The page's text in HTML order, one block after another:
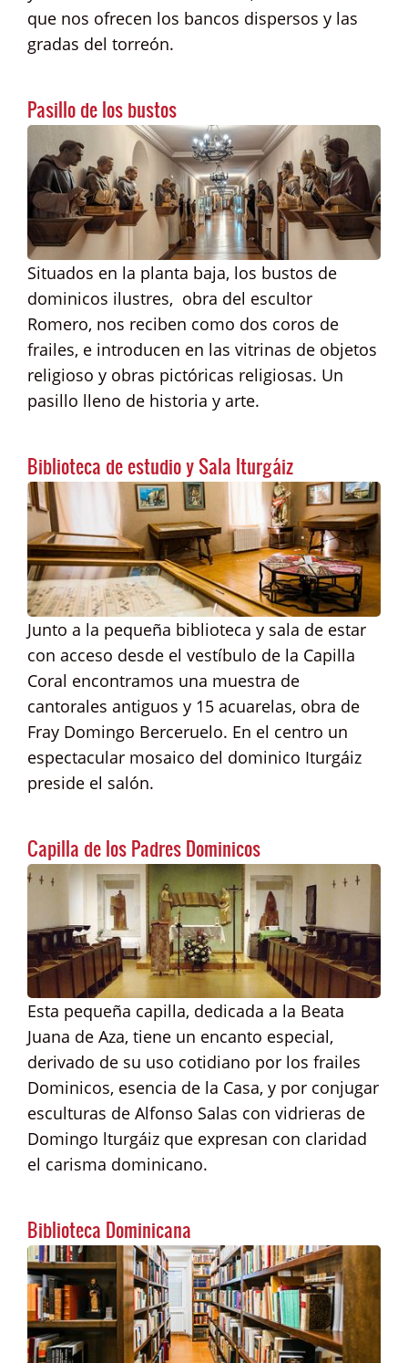
que nos ofrecen los bancos dispersos y las
gradas del torreón.
Pasillo de los bustos
Situados en la planta baja, los bustos de
dominicos ilustres, obra del escultor
Romero, nos reciben como dos coros de
frailes, e introducen en las vitrinas de objetos
religioso y obras pictóricas religiosas. Un
pasillo lleno de historia y arte.
Biblioteca de estudio y Sala Iturgáiz
Junto a la pequeña biblioteca y sala de estar
con acceso desde el vestíbulo de la Capilla
Coral encontramos una muestra de
cantorales antiguos y 15 acuarelas, obra de
Fray Domingo Berceruelo. En el centro un
espectacular mosaico del dominico Iturgáiz
preside el salón.
Capilla de los Padres Dominicos
Esta pequeña capilla, dedicada a la Beata
Juana de Aza, tiene un encanto especial,
derivado de su uso cotidiano por los frailes
Dominicos, esencia de la Casa, y por conjugar
esculturas de Alfonso Salas con vidrieras de
Domingo lturgáiz que expresan con claridad
el carisma dominicano.
Biblioteca Dominicana